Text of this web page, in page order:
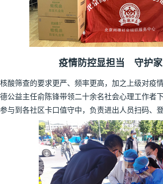
疫情防控显担当 守护
筛查的要求更严、频率更高，加之上级对疫
公益主任俞陈锋带领二十余名社会心理工作
与到各社区卡口值守中，负责进出人员扫码、